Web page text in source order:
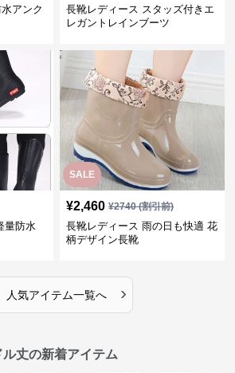
レガントレインブーツ
防水
SALE
¥2,460 ¥2740(割引前)
長靴レディース 雨の日も快適 花
柄デザイン長靴
人気アイテム一覧へ ›